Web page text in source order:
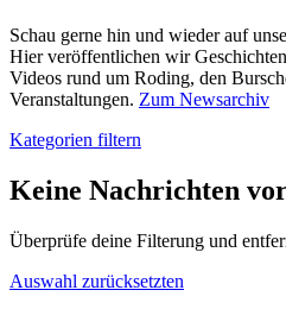
Schau gerne hin und wieder auf
Hier veröffentlichen wir
Videos rund um Roding, den
Veranstaltungen. Zum Newsarchiv
Kategorien filtern
Keine Nachrichten
Überprüfe deine Filterung und
Auswahl zurücksetzten